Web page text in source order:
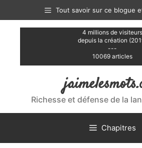
contenu
Tout savoir sur ce blogue
4 millions de visiteurs
depuis la création
---
10069 articles
Richesse et défense de la
Chapitres